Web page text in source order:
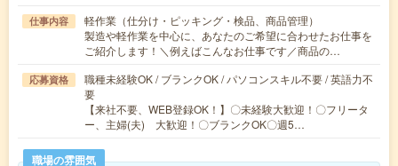
仕事内容
軽作業（仕分け・ピッキング・検品、商品管理）
製造や軽作業を中心に、あなたのご希望に合わせたお仕事を
ご紹介します！＼例えばこんなお仕事です／商品の…
応募資格
職種未経験OK / ブランクOK / パソコンスキル不要 / 英語力不
要
【来社不要、WEB登録OK！】〇未経験大歓迎！〇フリータ
ー、主婦(夫) 大歓迎！〇ブランクOK〇週5…
職場の雰囲気